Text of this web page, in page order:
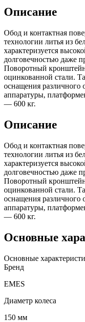
Описание
Обод и контактная
технологии литья из
характеризуется
долговечностью даже
Поворотный
оцинкованной стали.
оснащения различного
аппаратуры,
— 600 кг.
Описание
Обод и контактная
технологии литья из
характеризуется
долговечностью даже
Поворотный
оцинкованной стали.
оснащения различного
аппаратуры,
— 600 кг.
Основные
Основные
Бренд
EMES
Диаметр колеса
150 мм